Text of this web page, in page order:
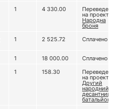
1 4 330.00 Переведено
на проект
Народна
броня
1 2 525.72 Сплачено
1 18 000.00
Сплачено
1 158.30 Переведено
на проект
Другий
народний
десантний
батальйон